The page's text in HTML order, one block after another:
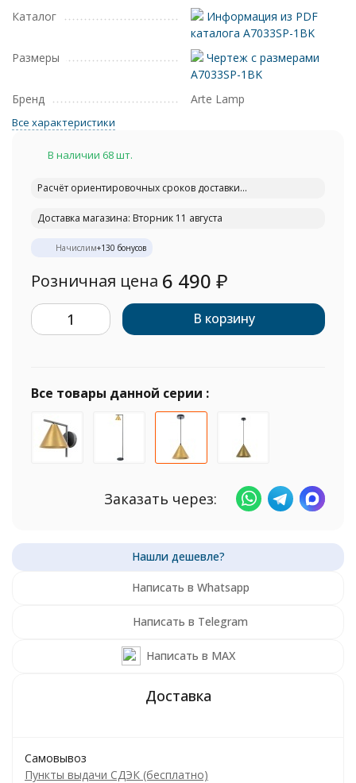
Каталог
Информация из PDF
каталога A7033SP-1BK
Размеры
Чертеж с размерами
A7033SP-1BK
Бренд
Arte Lamp
Все характеристики
В наличии 68 шт.
Расчёт ориентировочных сроков доставки...
Доставка магазина: Вторник 11 августа
Начислим+130 бонусов
Розничная цена 6 490 ₽
В корзину
Все товары данной серии :
Заказать через:
Написать в Whatsapp
Написать в Telegram
Написать в MAX
Самовывоз
Пункты выдачи СДЭК (бесплатно)